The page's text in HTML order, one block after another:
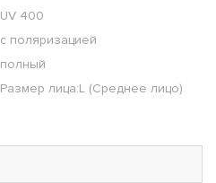
UV 400
с поляризацией
полный
Размер лица:L (Среднее лицо)